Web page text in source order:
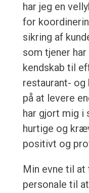
har jeg en
for
sikring af
som tjener
kendskab til
restaurant-
på at levere
har gjort mig i
hurtige og
positivt og
Min evne til
personale til